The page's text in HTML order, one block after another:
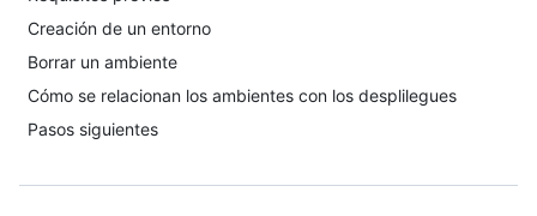
Creación de un entorno
Borrar un ambiente
Cómo se relacionan los ambientes con los desplilegues
Pasos siguientes